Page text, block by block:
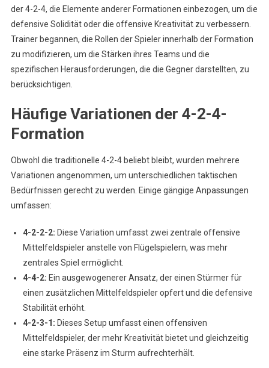
der 4-2-4, die Elemente anderer Formationen einbezogen, um die
defensive Solidität oder die offensive Kreativität zu verbessern.
Trainer begannen, die Rollen der Spieler innerhalb der Formation
zu modifizieren, um die Stärken ihres Teams und die
spezifischen Herausforderungen, die die Gegner darstellten, zu
berücksichtigen.
Häufige Variationen der 4-2-4-
Formation
Obwohl die traditionelle 4-2-4 beliebt bleibt, wurden mehrere
Variationen angenommen, um unterschiedlichen taktischen
Bedürfnissen gerecht zu werden. Einige gängige Anpassungen
umfassen:
4-2-2-2: Diese Variation umfasst zwei zentrale offensive
Mittelfeldspieler anstelle von Flügelspielern, was mehr
zentrales Spiel ermöglicht.
4-4-2: Ein ausgewogenerer Ansatz, der einen Stürmer für
einen zusätzlichen Mittelfeldspieler opfert und die defensive
Stabilität erhöht.
4-2-3-1: Dieses Setup umfasst einen offensiven
Mittelfeldspieler, der mehr Kreativität bietet und gleichzeitig
eine starke Präsenz im Sturm aufrechterhält.